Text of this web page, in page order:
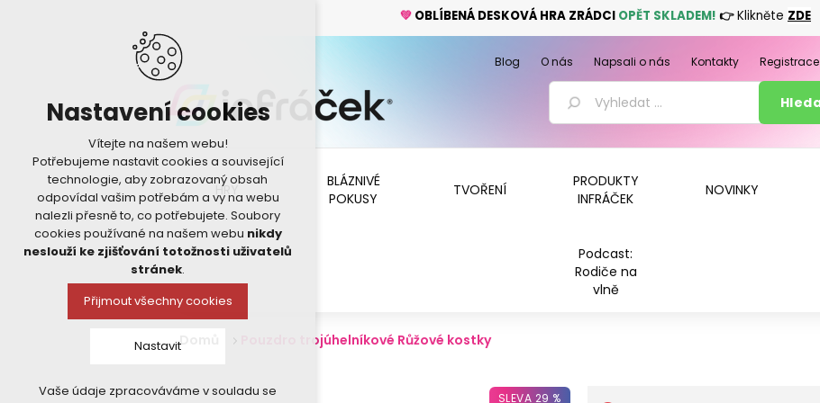
💚 OBLÍBENÁ DESKOVÁ HRA ZRÁDCI OPĚT SKLADEM! 👉Klikněte ZDE
Nastavení cookies
Vítejte na našem webu!
Potřebujeme nastavit cookies a související
technologie, aby zobrazovaný obsah
odpovídal vašim potřebám a vy na webu
nalezli přesně to, co potřebujete. Soubory
cookies používané na našem webu nikdy
neslouží ke zjišťování totožnosti uživatelů
stránek.
Přijmout všechny cookies
Nastavit
Vaše údaje zpracováváme v souladu se
HRY
BLÁZNIVÉ
POKUSY
TVOŘENÍ
PRODUKTY
INFRÁČEK
NOVINKY
Podcast:
Rodiče na
vlně
Blog O nás Napsali o nás Kontakty Registrace
Domů Pouzdro trojúhelníkové Růžové kostky
SLEVA 29 %